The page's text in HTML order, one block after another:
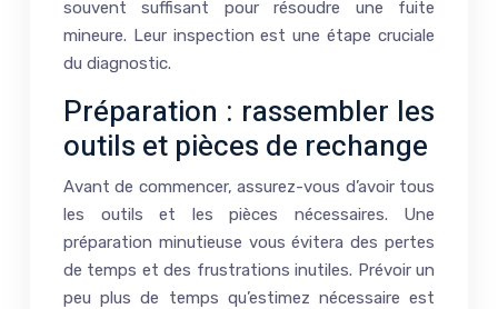
souvent suffisant pour résoudre une fuite
mineure. Leur inspection est une étape cruciale
du diagnostic.
Préparation : rassembler les
outils et pièces de rechange
Avant de commencer, assurez-vous d’avoir tous
les outils et les pièces nécessaires. Une
préparation minutieuse vous évitera des pertes
de temps et des frustrations inutiles. Prévoir un
peu plus de temps qu’estimez nécessaire est